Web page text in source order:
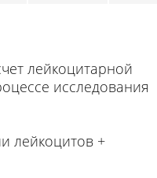
лейкоцитарной
исследования
лейкоцитов +